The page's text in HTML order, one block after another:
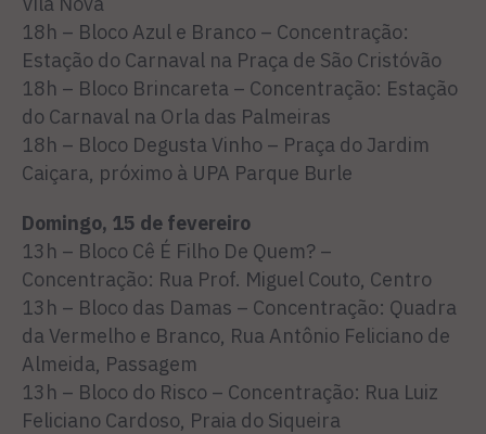
18h – Bloco Azul e Branco – Concentração:
Estação do Carnaval na Praça de São Cristóvão
18h – Bloco Brincareta – Concentração: Estação
do Carnaval na Orla das Palmeiras
18h – Bloco Degusta Vinho – Praça do Jardim
Caiçara, próximo à UPA Parque Burle
Domingo, 15 de fevereiro
13h – Bloco Cê É Filho De Quem? –
Concentração: Rua Prof. Miguel Couto, Centro
13h – Bloco das Damas – Concentração: Quadra
da Vermelho e Branco, Rua Antônio Feliciano de
Almeida, Passagem
13h – Bloco do Risco – Concentração: Rua Luiz
Feliciano Cardoso, Praia do Siqueira